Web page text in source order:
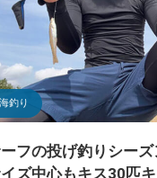
海釣り
フの投げ釣りシー
ズ中心もキス30匹